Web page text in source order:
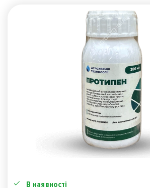
В наявності